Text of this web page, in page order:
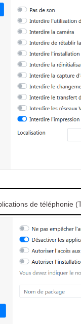
de téléphonie